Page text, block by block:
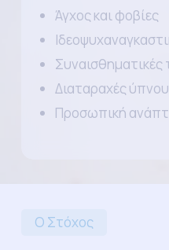
Άγχος και φοβίες
Συναισθηματικές
Διαταραχές ύπνου
Προσωπική
Ο Στόχος